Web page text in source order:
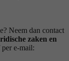
Neem dan contact
zaken en
per e-mail: